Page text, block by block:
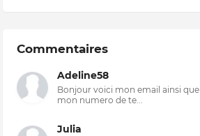
Commentaires
Adeline58
Bonjour voici mon email ainsi que
mon numero de te...
Julia